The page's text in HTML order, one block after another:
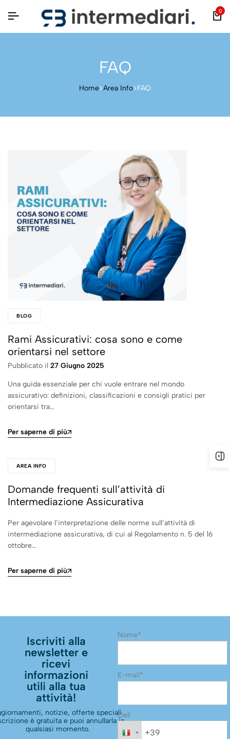
0
FAQ
Home Area Info FAQ
BLOG
Rami Assicurativi: cosa sono e come
orientarsi nel settore
Pubblicato il 27 Giugno 2025
Una guida essenziale per chi vuole entrare nel mondo
assicurativo: definizioni, classificazioni e consigli pratici per
orientarsi tra…
Per saperne di più
AREA INFO
Domande frequenti sull’attività di
Intermediazione Assicurativa
Per agevolare l’interpretazione delle norme sull’attività di
intermediazione assicurativa, di cui al Regolamento n. 5 del 16
ottobre…
Per saperne di più
Iscriviti alla
newsletter e
ricevi
informazioni
utili alla tua
attività!
notizie, offerte speciali.
è gratuita e puoi annullarla in
qualsiasi momento.
Nome*
E-mail*
Cell